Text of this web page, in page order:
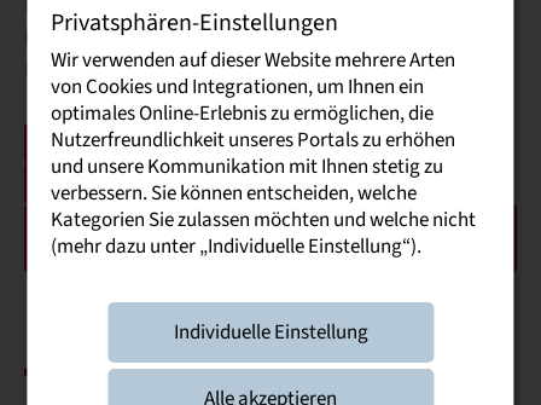
DHSN-Absolvent:in gemeinsam mit Ihrem
Praxispartner
Download des Master-E-Guides Wirtschaft
Download des Master-E-Guides Technik
Informationen zu den Master-Angeboten an der
TUCed in Chemnitz
Privatsphären-Einstellungen
Wir verwenden auf dieser Website mehrere Arten
von Cookies und Integrationen, um Ihnen ein
optimales Online-Erlebnis zu ermöglichen, die
Nutzerfreundlichkeit unseres Portals zu erhöhen
und unsere Kommunikation mit Ihnen stetig zu
verbessern. Sie können entscheiden, welche
Kategorien Sie zulassen möchten und welche nicht
(mehr dazu unter „Individuelle Einstellung“).
Individuelle Einstellung
Alle akzeptieren